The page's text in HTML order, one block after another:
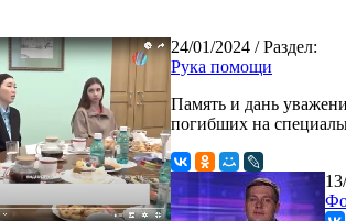
24/01/2024 / Раздел:
Рука помощи
Память и дань
погибших на